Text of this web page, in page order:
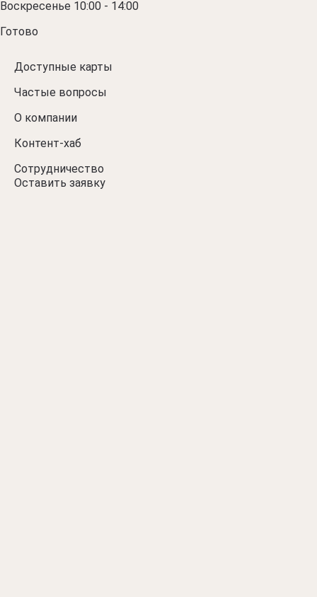
Воскресенье 10:00 - 14:00
Готово
Доступные карты
Частые вопросы
О компании
Контент-хаб
Сотрудничество
Оставить заявку